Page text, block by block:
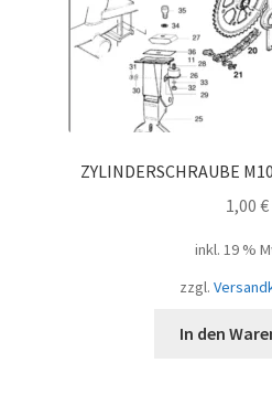
ZYLINDERSCHRAUBE
1,00 €
inkl. 19 %
zzgl.
In den